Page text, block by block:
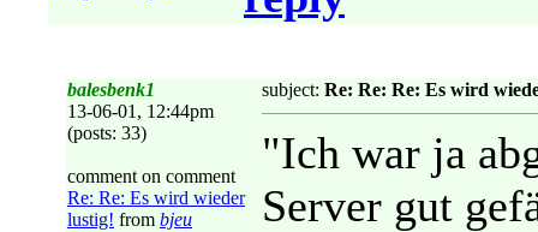
balesbenk1
13-06-01, 12:44pm
(posts: 33)
comment on comment
Re: Re: Es wird wieder
lustig! from bjeu
subject: Re: Re: Re: Es wird
"Ich war ja
Server gut